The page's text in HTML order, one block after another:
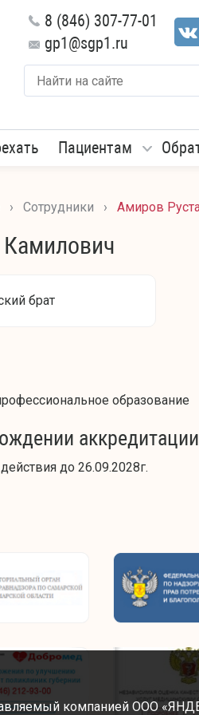
8 (846) 307-77-01
gp1@sgp1.ru
Пациентам
› Сотрудники › Амиров
брат
образование
аккредитации
до 26.09.2028г.
компанией ООО